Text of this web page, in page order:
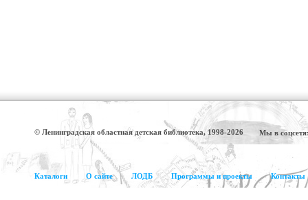
© Ленинградская областная детская библиотека, 1998-2026 Мы в
Каталоги О сайте ЛОДБ Программы и проекты Контакты